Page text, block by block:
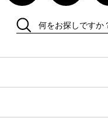
何をお探しですか